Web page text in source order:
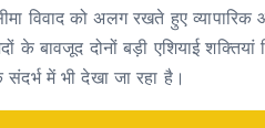
विवाद को अलग रखते हुए
के बावजूद दोनों बड़ी एशियाई
संदर्भ में भी देखा जा रहा है।